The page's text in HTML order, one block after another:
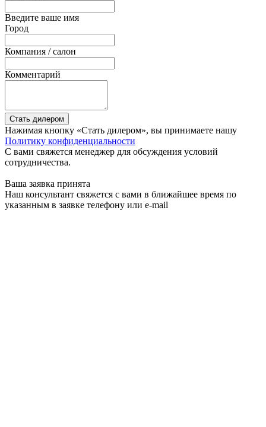
Введите ваше имя
Город
Компания / салон
Комментарий
Стать дилером
Нажимая кнопку «Стать дилером», вы принимаете нашу
Политику конфиденциальности
С вами свяжется менеджер для обсуждения условий
сотрудничества.
Ваша заявка принята
Наш консультант свяжется с вами в ближайшее время по
указанным в заявке телефону или e-mail